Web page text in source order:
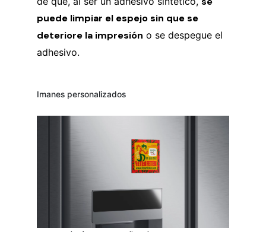
puede limpiar el espejo sin que se
deteriore la impresión o se despegue el
adhesivo.
Imanes personalizados